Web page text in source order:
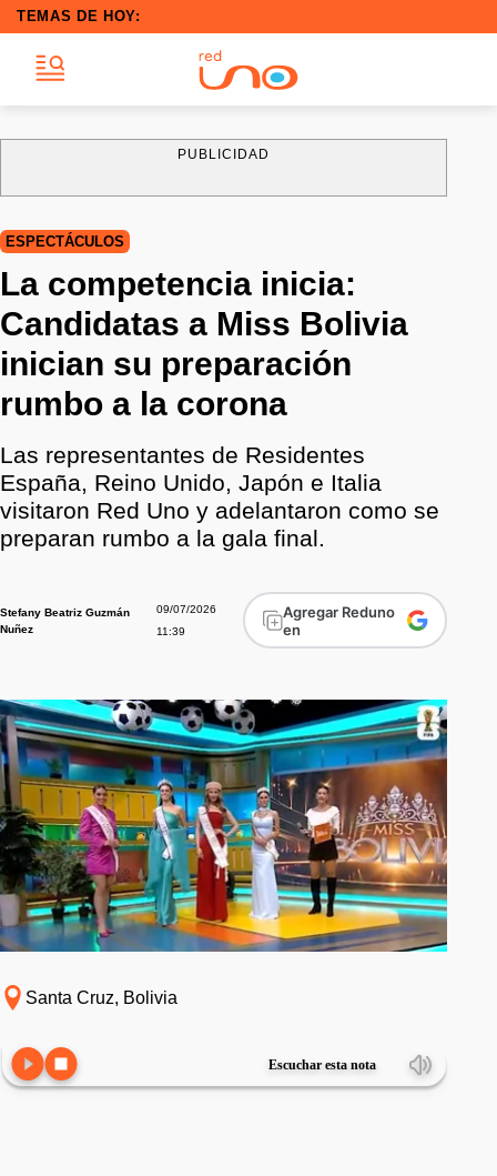
TEMAS DE HOY:
PUBLICIDAD
ESPECTÁCULOS
La competencia inicia:
Candidatas a Miss Bolivia
inician su preparación
rumbo a la corona
Las representantes de Residentes
España, Reino Unido, Japón e Italia
visitaron Red Uno y adelantaron como se
preparan rumbo a la gala final.
Stefany Beatriz Guzmán
Nuñez
09/07/2026
11:39
Agregar Reduno
en
Santa Cruz, Bolivia
Escuchar esta nota